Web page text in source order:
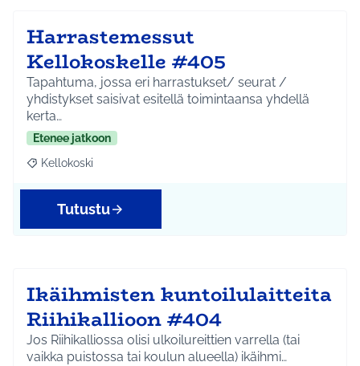
Harrastemessut
Kellokoskelle #405
Tapahtuma, jossa eri harrastukset/ seurat /
yhdistykset saisivat esitellä toimintaansa yhdellä
kerta…
Etenee jatkoon
Rajaa tulokset aihepiirin mukaan: Kellokoski
Kellokoski
Tutustu
Ikäihmisten kuntoilulaitteita
Riihikallioon #404
Jos Riihikalliossa olisi ulkoilureittien varrella (tai
vaikka puistossa tai koulun alueella) ikäihmi…